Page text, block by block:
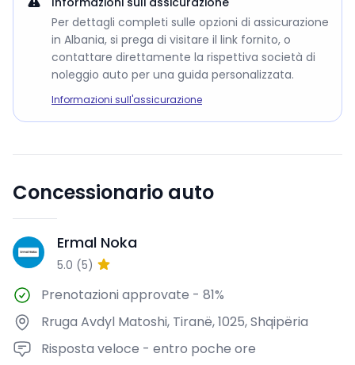
Per dettagli completi sulle opzioni di assicurazione
in Albania, si prega di visitare il link fornito, o
contattare direttamente la rispettiva società di
noleggio auto per una guida personalizzata.
Informazioni sull'assicurazione
Concessionario auto
EN Ermal Noka
5.0 (5)
Prenotazioni approvate - 81%
Rruga Avdyl Matoshi, Tiranë, 1025, Shqipëria
Risposta veloce - entro poche ore